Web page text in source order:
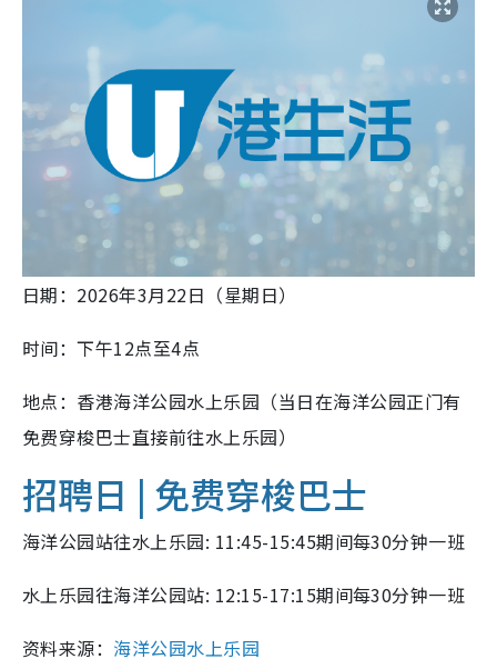
日期：2026年3月22日（星期日）
时间：下午12点至4点
地点：香港海洋公园水上乐园（当日在海洋公园正门有
免费穿梭巴士直接前往水上乐园）
招聘日 | 免费穿梭巴士
海洋公园站往水上乐园: 11:45-15:45期间每30分钟一班
水上乐园往海洋公园站: 12:15-17:15期间每30分钟一班
资料来源： 海洋公园水上乐园